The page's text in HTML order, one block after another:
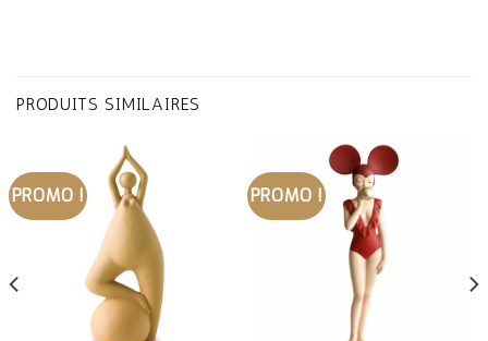
PRODUITS SIMILAIRES
PROMO ! PROMO !